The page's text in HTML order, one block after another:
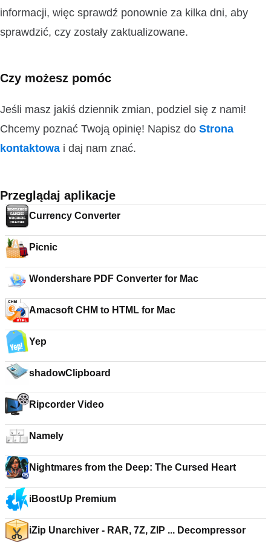
informacji, więc sprawdź ponownie za kilka dni, aby
sprawdzić, czy zostały zaktualizowane.
Czy możesz pomóc
Jeśli masz jakiś dziennik zmian, podziel się z nami!
Chcemy poznać Twoją opinię! Napisz do Strona
kontaktowa i daj nam znać.
Przeglądaj aplikacje
Currency Converter
Picnic
Wondershare PDF Converter for Mac
Amacsoft CHM to HTML for Mac
Yep
shadowClipboard
Ripcorder Video
Namely
Nightmares from the Deep: The Cursed Heart
iBoostUp Premium
iZip Unarchiver - RAR, 7Z, ZIP ... Decompressor